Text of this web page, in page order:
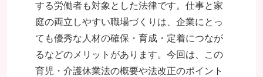
する労働者も対象とした法律です。仕事と家
庭の両立しやすい職場づくりは、企業にとっ
ても優秀な人材の確保・育成・定着につなが
るなどのメリットがあります。今回は、この
育児・介護休業法の概要や法改正のポイント